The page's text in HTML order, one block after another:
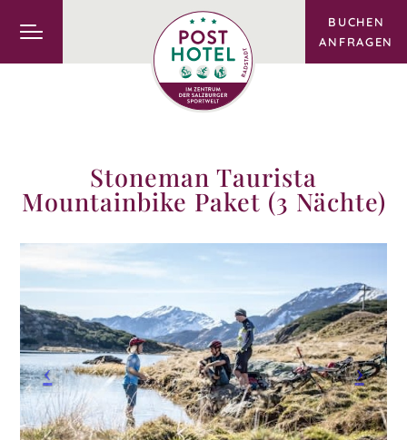
BUCHEN
ANFRAGEN
Stoneman Taurista
Mountainbike Paket (3 Nächte)
Previous